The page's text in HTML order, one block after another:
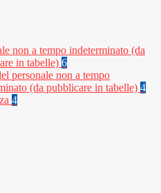
non a tempo indeterminato (da
in tabelle) 6
personale non a tempo
(da pubblicare in tabelle) 4
4